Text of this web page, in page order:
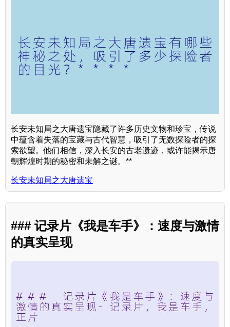
长安未知局之大唐遗宝隐藏了许多历史文物和珍宝，传说
中蕴含着失落的宝藏与古代智慧，吸引了无数探险者的探
索欲望。他们相信，深入长安的古老遗迹，或许能揭示唐
朝辉煌时期的秘密和未解之谜。**
长安未知局之大唐遗宝
### 记录片《我是车手》：速度与激情
的真实呈现